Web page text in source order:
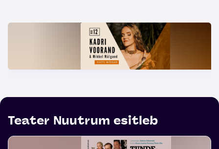
Teater Nuutrum esitleb